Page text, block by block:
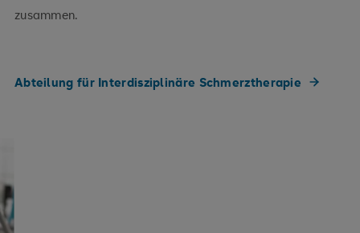
zusammen.
Abteilung für Interdisziplinäre Schmerztherapie